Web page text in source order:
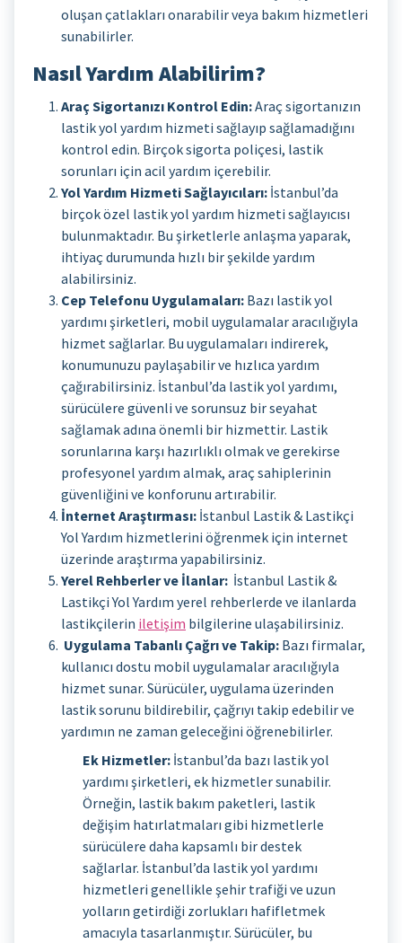
oluşan çatlakları onarabilir veya bakım hizmetleri
sunabilirler.
Nasıl Yardım Alabilirim?
Araç Sigortanızı Kontrol Edin:Araç sigortanızın
lastik yol yardım hizmeti sağlayıp sağlamadığını
kontrol edin. Birçok sigorta poliçesi, lastik
sorunları için acil yardım içerebilir.
Yol Yardım Hizmeti Sağlayıcıları: İstanbul’da
birçok özel lastik yol yardım hizmeti sağlayıcısı
bulunmaktadır. Bu şirketlerle anlaşma yaparak,
ihtiyaç durumunda hızlı bir şekilde yardım
alabilirsiniz.
Cep Telefonu Uygulamaları: Bazı lastik yol
yardımı şirketleri, mobil uygulamalar aracılığıyla
hizmet sağlarlar. Bu uygulamaları indirerek,
konumunuzu paylaşabilir ve hızlıca yardım
çağırabilirsiniz. İstanbul’da lastik yol yardımı,
sürücülere güvenli ve sorunsuz bir seyahat
sağlamak adına önemli bir hizmettir. Lastik
sorunlarına karşı hazırlıklı olmak ve gerekirse
profesyonel yardım almak, araç sahiplerinin
güvenliğini ve konforunu artırabilir.
İnternet Araştırması: İstanbul Lastik & Lastikçi
Yol Yardım hizmetlerini öğrenmek için internet
üzerinde araştırma yapabilirsiniz.
Yerel Rehberler ve İlanlar: İstanbul Lastik &
Lastikçi Yol Yardım yerel rehberlerde ve ilanlarda
lastikçilerin iletişim bilgilerine ulaşabilirsiniz.
Uygulama Tabanlı Çağrı ve Takip: Bazı firmalar,
kullanıcı dostu mobil uygulamalar aracılığıyla
hizmet sunar. Sürücüler, uygulama üzerinden
lastik sorunu bildirebilir, çağrıyı takip edebilir ve
yardımın ne zaman geleceğini öğrenebilirler.
Ek Hizmetler: İstanbul’da bazı lastik yol
yardımı şirketleri, ek hizmetler sunabilir.
Örneğin, lastik bakım paketleri, lastik
değişim hatırlatmaları gibi hizmetlerle
sürücülere daha kapsamlı bir destek
sağlarlar. İstanbul’da lastik yol yardımı
hizmetleri genellikle şehir trafiği ve uzun
yolların getirdiği zorlukları hafifletmek
amacıyla tasarlanmıştır. Sürücüler, bu